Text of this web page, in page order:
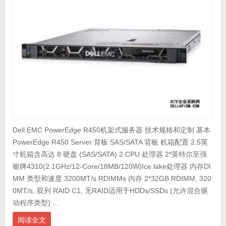
Dell EMC PowerEdge R450机架式服务器 技术规格和定制 基本
PowerEdge R450 Server 背板 SAS/SATA 背板 机箱配置 2.5英
寸机箱含高达 8 硬盘 (SAS/SATA) 2 CPU 处理器 2*英特尔至强
银牌4310(2.1GHz/12-Core/18MB/120W)Ice lake处理器 内存DI
MM 类型和速度 3200MT/s RDIMMs 内存 2*32GB RDIMM, 320
0MT/s, 双列 RAID C1, 无RAID适用于HDDs/SSDs (允许混合驱
动程序类型) ...
阅读全文